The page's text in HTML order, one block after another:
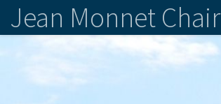
Jean Monnet Chair